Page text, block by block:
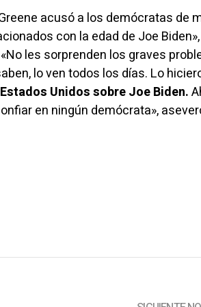
acusóa los demócratas de
con la edad de Joe Biden»,
les sorprenden los graves
lo ven todos los días. Lo
Unidos sobre Joe Biden.
en ningún demócrata»,